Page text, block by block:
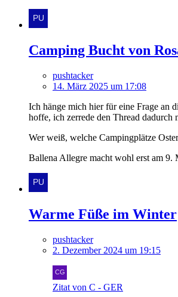
Camping Bucht von
pushtacker
14. März 2025 um 17:08
Ich hänge mich hier für eine Frage an
hoffe, ich zerrede den Thread dadurch
Wer weiß, welche Campingplätze
Ballena Allegre macht wohl erst am 9.
Warme Füße im Winter
pushtacker
2. Dezember 2024 um 19:15
Zitat von C - GER